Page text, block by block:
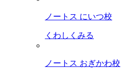
ノートス にいつ校
くわしくみる
ノートス おぎかわ校